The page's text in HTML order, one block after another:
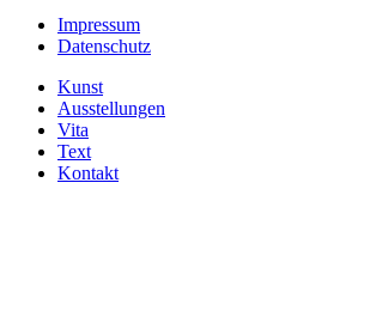
Impressum
Datenschutz
Kunst
Ausstellungen
Vita
Text
Kontakt